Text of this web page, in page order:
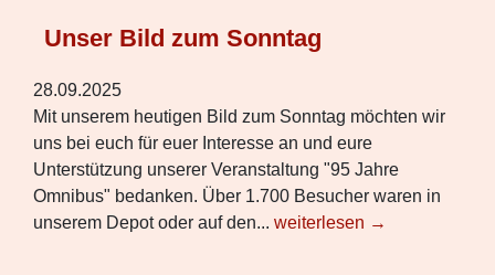
Unser Bild zum Sonntag
28.09.2025
Mit unserem heutigen Bild zum Sonntag möchten wir
uns bei euch für euer Interesse an und eure
Unterstützung unserer Veranstaltung "95 Jahre
Omnibus" bedanken. Über 1.700 Besucher waren in
unserem Depot oder auf den... weiterlesen →